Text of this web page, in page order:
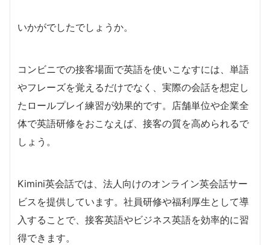
いかがでしたでしょうか。
コンビニでの接客場面で英語を使いこなすには、単語
やフレーズを覚えるだけでなく、実際の会話を想定し
たロールプレイ練習が効果的です。店舗単位や企業全
体で英語研修をおこなえば、接客の質を高められるで
しょう。
Kimini英会話では、法人向けのオンライン英会話サー
ビスを提供しています。社員研修や福利厚生として導
入することで、接客英語やビジネス英語を効率的に習
得できます。